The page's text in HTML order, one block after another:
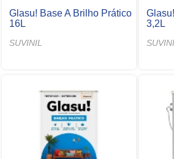
Glasu! Base A Brilho Prático
16L
SUVINIL
3,2L